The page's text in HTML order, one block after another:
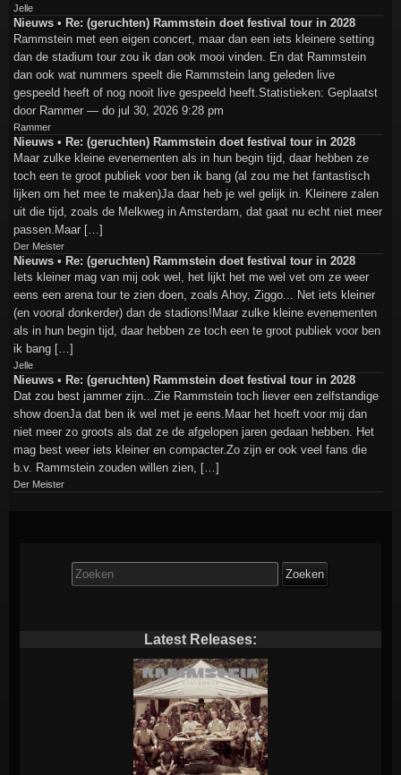
Jelle
Nieuws • Re: (geruchten) Rammstein doet festival tour in 2028
Rammstein met een eigen concert, maar dan een iets kleinere setting
dan de stadium tour zou ik dan ook mooi vinden. En dat Rammstein
dan ook wat nummers speelt die Rammstein lang geleden live
gespeeld heeft of nog nooit live gespeeld heeft.Statistieken: Geplaatst
door Rammer — do jul 30, 2026 9:28 pm
Rammer
Nieuws • Re: (geruchten) Rammstein doet festival tour in 2028
Maar zulke kleine evenementen als in hun begin tijd, daar hebben ze
toch een te groot publiek voor ben ik bang (al zou me het fantastisch
lijken om het mee te maken)Ja daar heb je wel gelijk in. Kleinere zalen
uit die tijd, zoals de Melkweg in Amsterdam, dat gaat nu echt niet meer
passen.Maar […]
Der Meister
Nieuws • Re: (geruchten) Rammstein doet festival tour in 2028
Iets kleiner mag van mij ook wel, het lijkt het me wel vet om ze weer
eens een arena tour te zien doen, zoals Ahoy, Ziggo... Net iets kleiner
(en vooral donkerder) dan de stadions!Maar zulke kleine evenementen
als in hun begin tijd, daar hebben ze toch een te groot publiek voor ben
ik bang […]
Jelle
Nieuws • Re: (geruchten) Rammstein doet festival tour in 2028
Dat zou best jammer zijn...Zie Rammstein toch liever een zelfstandige
show doenJa dat ben ik wel met je eens.Maar het hoeft voor mij dan
niet meer zo groots als dat ze de afgelopen jaren gedaan hebben. Het
mag best weer iets kleiner en compacter.Zo zijn er ook veel fans die
b.v. Rammstein zouden willen zien, […]
Der Meister
Zoek
naar:
Latest Releases: